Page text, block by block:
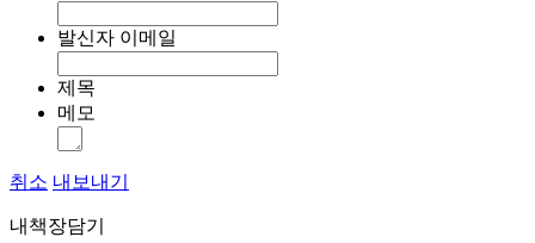
발신자 이메일
제목
메모
취소 내보내기
내책장담기